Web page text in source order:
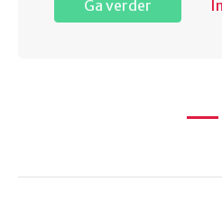
Ga verder